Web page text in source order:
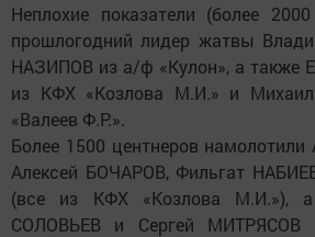
Неплохие показатели (более
прошлогодний лидер жатвы
НАЗИПОВ из а/ф «Кулон», а также
из КФХ «Козлова М.И.» и
«Валеев Ф.Р.».
Более 1500 центнеров
Алексей БОЧАРОВ, Фильгат
(все из КФХ «Козлова М.И.»), а
СОЛОВЬЕВ и Сергей МИТРЯСОВ